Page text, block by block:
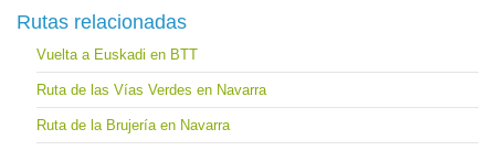
Rutas relacionadas
Vuelta a Euskadi en BTT
Ruta de las Vías Verdes en Navarra
Ruta de la Brujería en Navarra